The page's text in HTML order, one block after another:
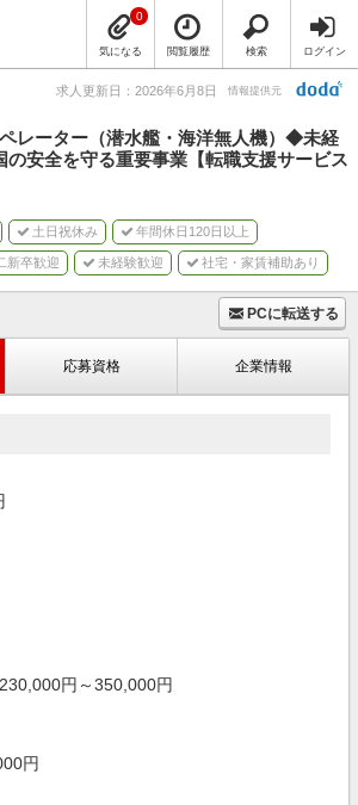
気になる
0
閲覧履歴 検索 ログイン
求人更新日：2026年6月8日 情報提供元
ペレーター（潜水艦・海洋無人機）◆未経
の安全を守る重要事業【転職支援サービス
土日祝休み 年間休日120日以上
新卒歓迎 未経験歓迎 社宅・家賃補助あり
PCに転送する
応募資格 企業情報
円～350,000円
円